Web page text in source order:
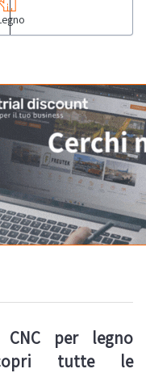
CNC per legno
tutte le